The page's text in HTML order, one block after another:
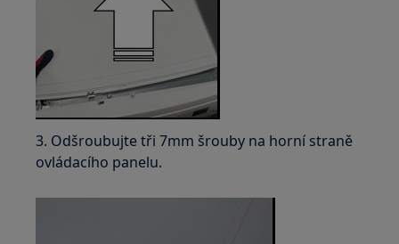
3. Odšroubujte tři 7mm šrouby na horní straně
ovládacího panelu.